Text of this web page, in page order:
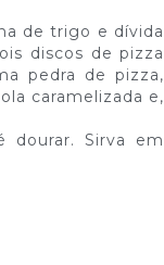
de trigo e dívida
discos de pizza
pedra de pizza,
caramelizada e,
dourar. Sirva em